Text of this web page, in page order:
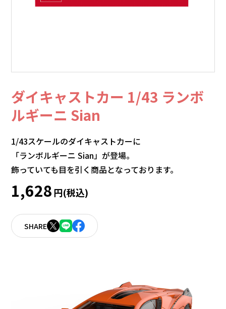
ダイキャストカー 1/43 ランボ
ルギーニ Sian
1/43スケールのダイキャストカーに
「ランボルギーニ Sian」が登場。
飾っていても目を引く商品となっております。
1,628円(税込)
SHARE